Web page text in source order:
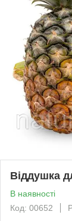
Віддушка
В наявності
Код: 00652